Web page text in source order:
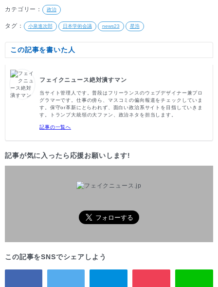
カテゴリー： 政治
タグ： 小泉進次郎 日本学術会議 news23 星浩
この記事を書いた人
フェイクニュース絶対潰すマン
当サイト管理人です。普段はフリーランスのウェブデザイナー兼プロ
グラマーです。仕事の傍ら、マスコミの偏向報道をチェックしていま
す。保守or革新にとらわれず、面白い政治系サイトを目指していきま
す。トランプ大統領の大ファン、政治ネタを担当します。
記事の一覧へ
記事が気に入ったら応援お願いします!
この記事をSNSでシェアしよう